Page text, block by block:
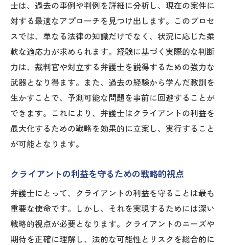
士は、過去の事例や判例を詳細に分析し、現在の案件に
対する最適なアプローチを見つけ出します。このプロセ
スでは、単なる法律の知識だけでなく、状況に応じた柔
軟な適応力が求められます。経験に基づく実際的な判断
力は、裁判官や対立する弁護士を説得するための強力な
武器となり得ます。また、過去の経験から学んだ教訓を
生かすことで、予測可能な問題を事前に回避することが
できます。これにより、弁護士はクライアントの利益を
最大化するための戦略を効果的に立案し、実行すること
が可能となります。
クライアントの利益を守るための戦略的視点
弁護士にとって、クライアントの利益を守ることは最も
重要な使命です。しかし、それを実現するためには深い
戦略的視点が必要となります。クライアントのニーズや
期待を正確に理解し、法的な可能性とリスクを総合的に